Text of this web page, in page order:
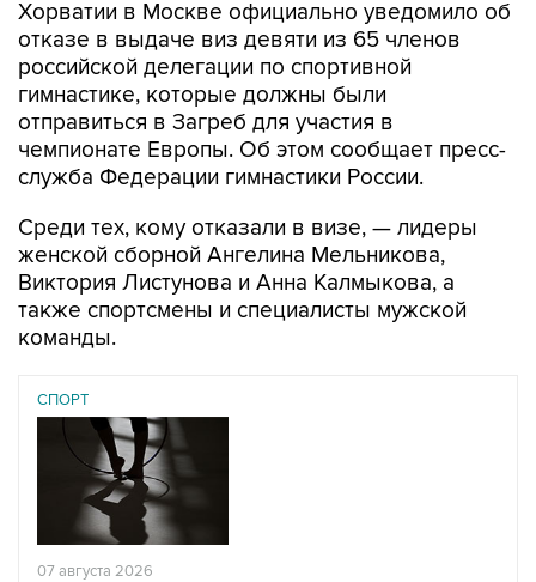
Хорватии в Москве официально уведомило об
отказе в выдаче виз девяти из 65 членов
российской делегации по спортивной
гимнастике, которые должны были
отправиться в Загреб для участия в
чемпионате Европы. Об этом сообщает пресс-
служба Федерации гимнастики России.
Среди тех, кому отказали в визе, — лидеры
женской сборной Ангелина Мельникова,
Виктория Листунова и Анна Калмыкова, а
также спортсмены и специалисты мужской
команды.
СПОРТ
07 августа 2026